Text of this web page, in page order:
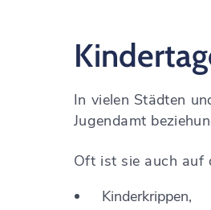
In vielen Städten
Jugendamt
Oft ist sie auch auf
Kinderkrippen,